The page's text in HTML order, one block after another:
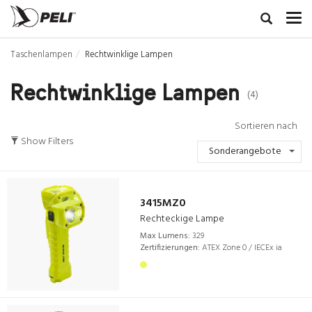
Taschenlampen Rechtwinklige Lampen
Rechtwinklige Lampen (4)
Show Filters
Sortieren nach
Sonderangebote
3415MZ0
Rechteckige Lampe
Max Lumens: 329
Zertifizierungen: ATEX Zone 0 / IECEx ia